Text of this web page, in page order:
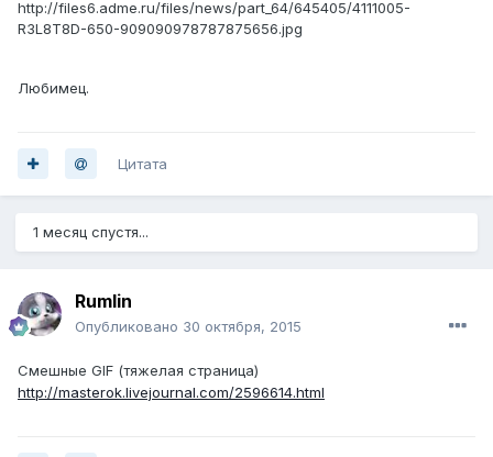
http://files6.adme.ru/files/news/part_64/645405/4111005-
R3L8T8D-650-909090978787875656.jpg
Любимец.
Цитата
1 месяц спустя...
Rumlin
Опубликовано 30 октября, 2015
Смешные GIF (тяжелая страница)
http://masterok.livejournal.com/2596614.html